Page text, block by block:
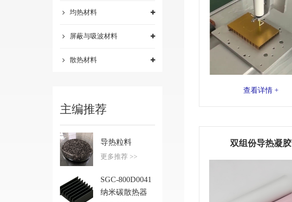
均热材料
屏蔽与吸波材料
散热材料
主编推荐
导热粒料
更多推荐 >>
SGC-800D0041
纳米碳散热器
查看详情 +
双组份导热凝胶